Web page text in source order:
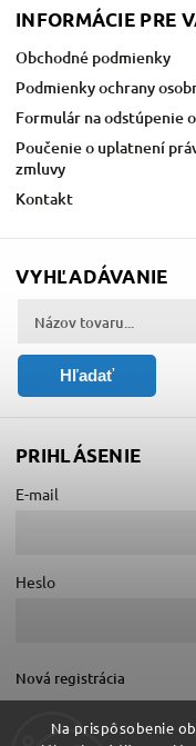
Na prispôsobenie
INFORMÁCIE PRE
Obchodné podmienky
Podmienky ochrany
Formulár na odstúpenie
Poučenie o uplatnení
zmluvy
Kontakt
VYHĽADÁVANIE
Hľadať
PRIHLÁSENIE
E-mail
Heslo
Nová registrácia
Zabudnuté heslo